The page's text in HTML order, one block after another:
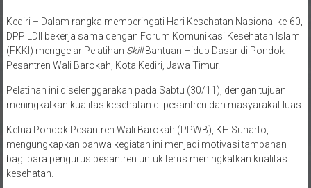
Kediri – Dalam rangka memperingati Hari Kesehatan Nasional ke-60,
DPP LDII bekerja sama dengan Forum Komunikasi Kesehatan Islam
(FKKI) menggelar Pelatihan SkillBantuan Hidup Dasar di Pondok
Pesantren Wali Barokah, Kota Kediri, Jawa Timur.
Pelatihan ini diselenggarakan pada Sabtu (30/11), dengan tujuan
meningkatkan kualitas kesehatan di pesantren dan masyarakat luas.
Ketua Pondok Pesantren Wali Barokah (PPWB), KH Sunarto,
mengungkapkan bahwa kegiatan ini menjadi motivasi tambahan
bagi para pengurus pesantren untuk terus meningkatkan kualitas
kesehatan.